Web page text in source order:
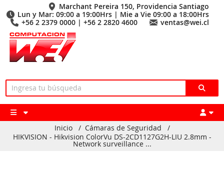
Marchant Pereira 150, Providencia Santiago
Lun y Mar: 09:00 a 19:00Hrs | Mie a Vie 09:00 a 18:00Hrs
+56 2 2379 0000 | +56 2 2820 4600
ventas@wei.cl
Inicio / Cámaras de Seguridad
/
HIKVISION - Hikvision ColorVu DS-2CD1127G2H-LIU 2.8mm -
Network surveillance ...